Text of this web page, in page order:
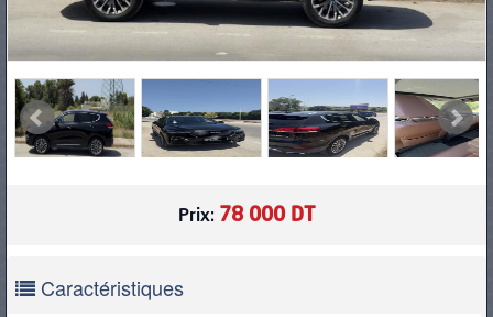
Prix: 78 000 DT
Caractéristiques